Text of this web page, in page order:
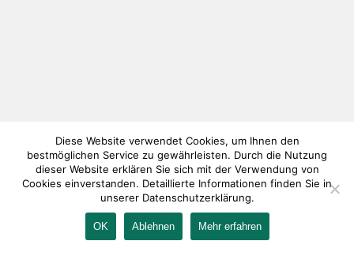
IMPRESSUM KONTAKT AGB DATENSCHUTZ
Diese Website verwendet Cookies, um Ihnen den
bestmöglichen Service zu gewährleisten. Durch die Nutzung
dieser Website erklären Sie sich mit der Verwendung von
Cookies einverstanden. Detaillierte Informationen finden Sie in
unserer Datenschutzerklärung.
OK Ablehnen Mehr erfahren